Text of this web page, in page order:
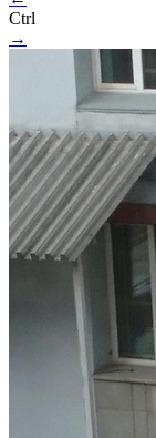
Ctrl
→